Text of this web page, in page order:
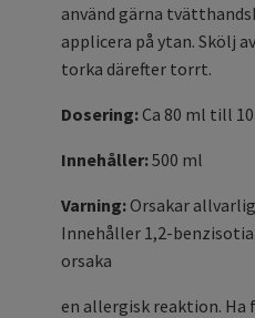
använd gärna
applicera på ytan. Skölj
torka därefter torrt.
Dosering:Ca 80 ml till
Innehåller:500 ml
Varning:Orsakar
Innehåller 1,2-
orsaka
en allergisk reaktion.